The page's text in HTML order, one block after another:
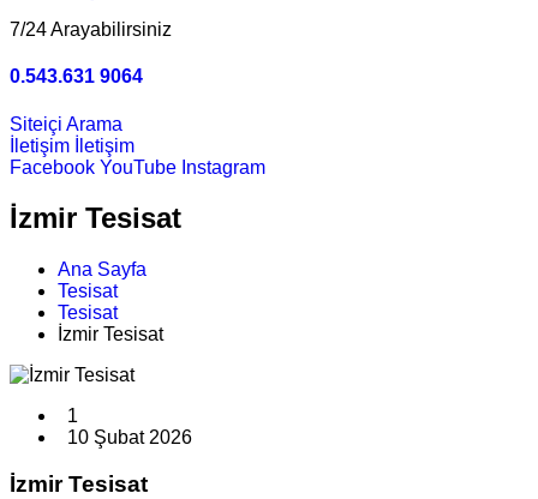
7/24 Arayabilirsiniz
0.543.631 9064
Siteiçi Arama
İletişim
İletişim
Facebook YouTube Instagram
İzmir Tesisat
Ana Sayfa
Tesisat
Tesisat
İzmir Tesisat
1
10 Şubat 2026
İzmir Tesisat